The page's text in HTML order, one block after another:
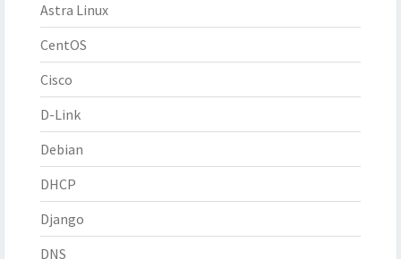
Astra Linux
CentOS
Cisco
D-Link
Debian
DHCP
Django
DNS